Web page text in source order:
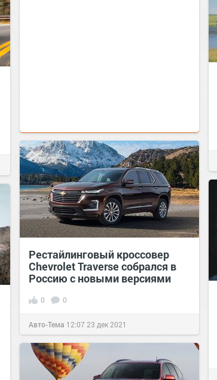
Рестайлинговый кроссовер
Chevrolet Traverse собрался в
Россию с новыми версиями
0 0
Авто-Тема 12:07 23 дек 2021